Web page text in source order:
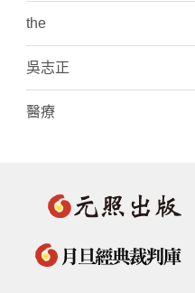
the
吳志正
醫療